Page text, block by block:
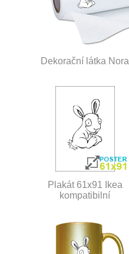
Dekorační látka Nora
Plakát 61x91 Ikea
kompatibilní